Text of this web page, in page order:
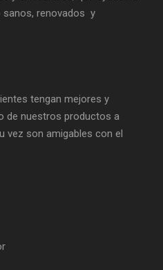
sanos, renovados y
tengan mejores y
de nuestros productos a
vez son amigables con el